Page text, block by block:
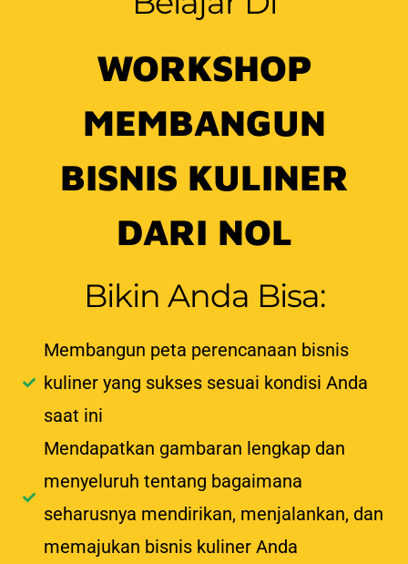
WORKSHOP
MEMBANGUN
BISNIS KULINER
DARI NOL
Bikin Anda Bisa:
Membangun peta perencanaan bisnis
kuliner yang sukses sesuai kondisi Anda
saat ini
Mendapatkan gambaran lengkap dan
menyeluruh tentang bagaimana
seharusnya mendirikan, menjalankan, dan
memajukan bisnis kuliner Anda